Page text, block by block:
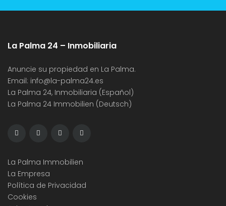
La Palma 24 – Inmobiliaria
Anuncie su propiedad en La Palma.
Email: info@la-palma24.es
La Palma 24, Inmobiliaria (Español)
La Palma 24 Immobilien (Deutsch)
La Palma Immobilien
La Empresa
Política de Privacidad
Cookies